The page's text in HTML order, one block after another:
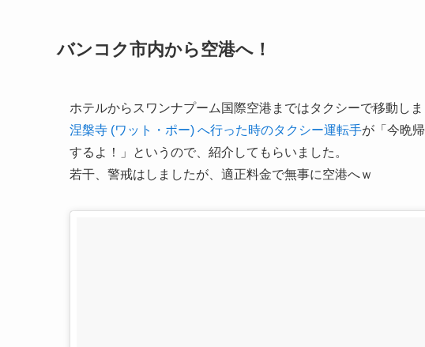
バンコク市内から空港へ！
ホテルからスワンナプーム国際空港まではタクシーで移動しま
涅槃寺 (ワット・ポー) へ行った時のタクシー運転手が「今晩
するよ！」というので、紹介してもらいました。
若干、警戒はしましたが、適正料金で無事に空港へｗ